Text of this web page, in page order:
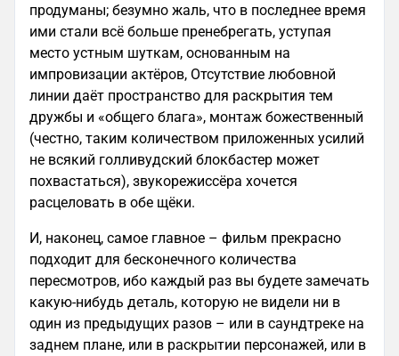
продуманы; безумно жаль, что в последнее время
ими стали всё больше пренебрегать, уступая
место устным шуткам, основанным на
импровизации актёров, Отсутствие любовной
линии даёт пространство для раскрытия тем
дружбы и «общего блага», монтаж божественный
(честно, таким количеством приложенных усилий
не всякий голливудский блокбастер может
похвастаться), звукорежиссёра хочется
расцеловать в обе щёки.
И, наконец, самое главное – фильм прекрасно
подходит для бесконечного количества
пересмотров, ибо каждый раз вы будете замечать
какую-нибудь деталь, которую не видели ни в
один из предыдущих разов – или в саундтреке на
заднем плане, или в раскрытии персонажей, или в